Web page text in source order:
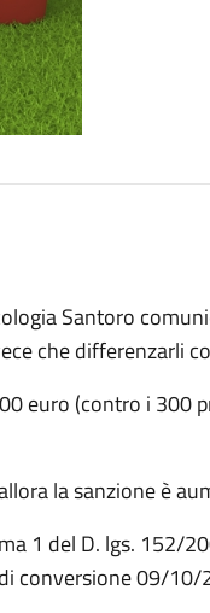
Santoro
che differenzarli
euro (contro i 300
la sanzione è
1 del D. lgs. 152/
conversione 09/10/